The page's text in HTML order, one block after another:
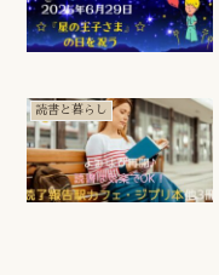
読書と暮らし